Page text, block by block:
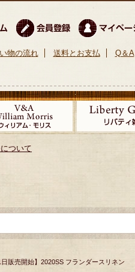
物の流れ 送料とお支払 Q＆A
ついて
販売開始】2020SS フランダースリネン